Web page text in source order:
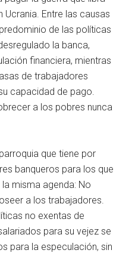
Ucrania. Entre las causas
de las políticas
la banca,
financiera, mientras
de trabajadores
capacidad de pago.
a los pobres nunca
que tiene por
banqueros para los que
misma agenda: No
a los trabajadores.
no exentas de
para su vejez se
para la especulación, sin